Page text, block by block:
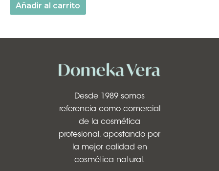
Añadir al carrito
Desde 1989 somos
referencia como comercial
de la cosmética
profesional, apostando por
la mejor calidad en
cosmética natural.